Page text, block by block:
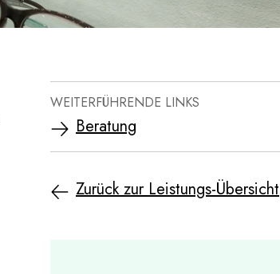
WEITERFÜHRENDE LINKS
Beratung
Zurück zur Leistungs-Übersicht